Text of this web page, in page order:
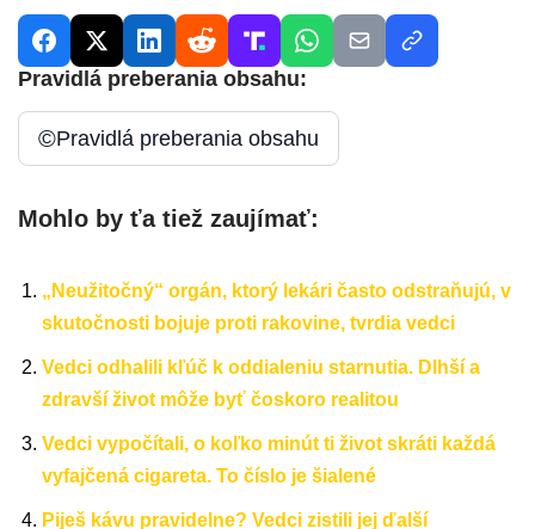
Pravidlá preberania obsahu:
©Pravidlá preberania obsahu
Mohlo by ťa tiež zaujímať:
„Neužitočný“ orgán, ktorý lekári často odstraňujú, v
skutočnosti bojuje proti rakovine, tvrdia vedci
Vedci odhalili kľúč k oddialeniu starnutia. Dlhší a
zdravší život môže byť čoskoro realitou
Vedci vypočítali, o koľko minút ti život skráti každá
vyfajčená cigareta. To číslo je šialené
Piješ kávu pravidelne? Vedci zistili jej ďalší